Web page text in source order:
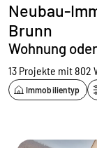
Neubau-
Brunn
Wohnung
13 Projekte mit 802
Immobilientyp